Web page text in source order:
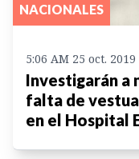
NACIONALES
5:06 AM 25 oct. 2019
Investigarán a
falta de
en el Hospital